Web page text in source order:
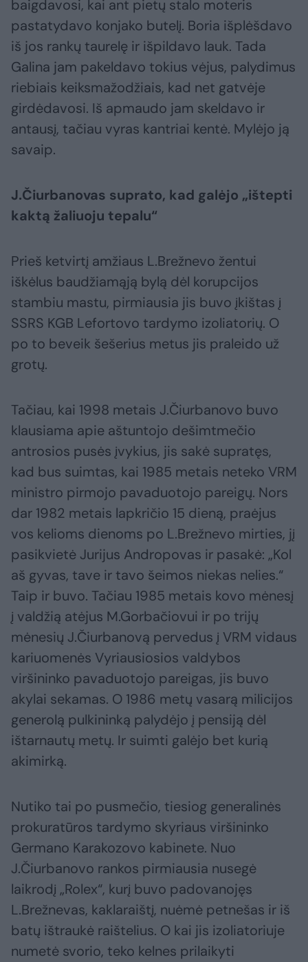
baigdavosi, kai ant pietų stalo moteris
pastatydavo konjako butelį. Boria išplėšdavo
iš jos rankų taurelę ir išpildavo lauk. Tada
Galina jam pakeldavo tokius vėjus, palydimus
riebiais keiksmažodžiais, kad net gatvėje
girdėdavosi. Iš apmaudo jam skeldavo ir
antausį, tačiau vyras kantriai kentė. Mylėjo ją
savaip.
J.Čiurbanovas suprato, kad galėjo „ištepti
kaktą žaliuoju tepalu“
Prieš ketvirtį amžiaus L.Brežnevo žentui
iškėlus baudžiamąją bylą dėl korupcijos
stambiu mastu, pirmiausia jis buvo įkištas į
SSRS KGB Lefortovo tardymo izoliatorių. O
po to beveik šešerius metus jis praleido už
grotų.
Tačiau, kai 1998 metais J.Čiurbanovo buvo
klausiama apie aštuntojo dešimtmečio
antrosios pusės įvykius, jis sakė supratęs,
kad bus suimtas, kai 1985 metais neteko VRM
ministro pirmojo pavaduotojo pareigų. Nors
dar 1982 metais lapkričio 15 dieną, praėjus
vos kelioms dienoms po L.Brežnevo mirties, jį
pasikvietė Jurijus Andropovas ir pasakė: „Kol
aš gyvas, tave ir tavo šeimos niekas nelies.“
Taip ir buvo. Tačiau 1985 metais kovo mėnesį
į valdžią atėjus M.Gorbačiovui ir po trijų
mėnesių J.Čiurbanovą pervedus į VRM vidaus
kariuomenės Vyriausiosios valdybos
viršininko pavaduotojo pareigas, jis buvo
akylai sekamas. O 1986 metų vasarą milicijos
generolą pulkininką palydėjo į pensiją dėl
ištarnautų metų. Ir suimti galėjo bet kurią
akimirką.
Nutiko tai po pusmečio, tiesiog generalinės
prokuratūros tardymo skyriaus viršininko
Germano Karakozovo kabinete. Nuo
J.Čiurbanovo rankos pirmiausia nusegė
laikrodį „Rolex“, kurį buvo padovanojęs
L.Brežnevas, kaklaraištį, nuėmė petnešas ir iš
batų ištraukė raištelius. O kai jis izoliatoriuje
numetė svorio, teko kelnes prilaikyti